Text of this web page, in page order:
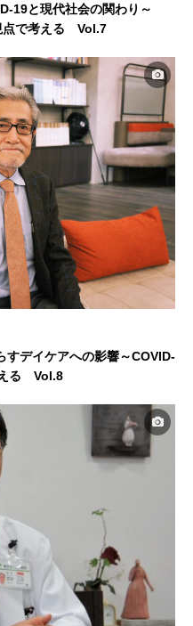
19と現代社会の関わり～
点で考える Vol.7
すデイケアへの影響～COVID-
える Vol.8